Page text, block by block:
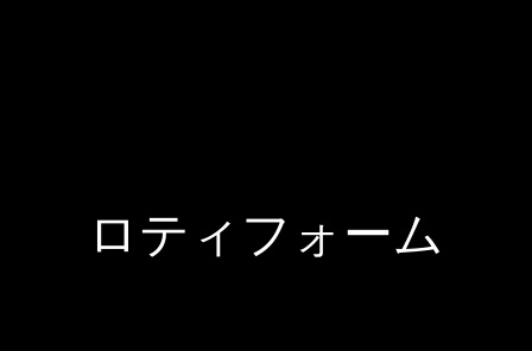
ロティフォーム